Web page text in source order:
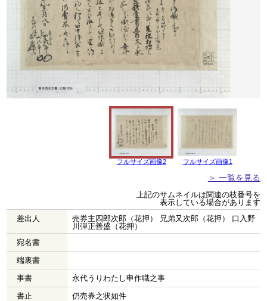
フルサイズ画像2 フルサイズ画像1
＞ 一覧を見る
上記のサムネイルは関連の枝番号を
表示している場合があります
差出人
売券主四郎次郎（花押） 兄弟又次郎（花押） 口入野
川弾正善盛（花押）
宛名書
端裏書
事書
永代うりわたし申作職之事
書止
仍売券之状如件